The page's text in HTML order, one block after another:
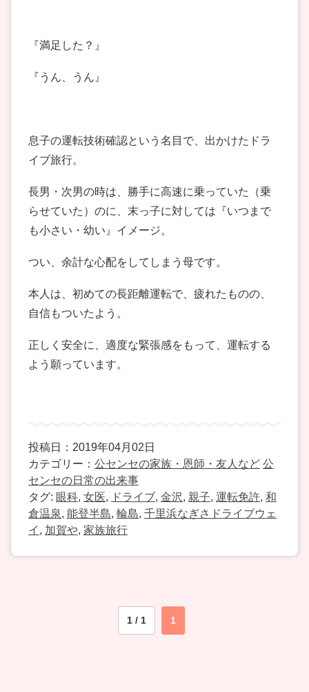
『満足した？』
『うん、うん』
息子の運転技術確認という名目で、出かけたドラ
イブ旅行。
長男・次男の時は、勝手に高速に乗っていた（乗
らせていた）のに、末っ子に対しては『いつまで
も小さい・幼い』イメージ。
つい、余計な心配をしてしまう母です。
本人は、初めての長距離運転で、疲れたものの、
自信もついたよう。
正しく安全に、適度な緊張感をもって、運転する
よう願っています。
投稿日：2019年04月02日
カテゴリー： 公センセの家族・恩師・友人など 公
センセの日常の出来事
タグ: 眼科, 女医, ドライブ, 金沢, 親子, 運転免許, 和
倉温泉, 能登半島, 輪島, 千里浜なぎさドライブウェ
イ , 加賀や, 家族旅行
1 / 1 1